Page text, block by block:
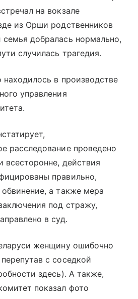
на вокзале
из Орши родственников
добралась нормально,
случилась трагедия.
находилось в производстве
управления
расследование проведено
всесторонне, действия
правильно,
а также мера
под стражу,
в суд.
женщину ошибочно
с соседкой
здесь). А также,
показал фото